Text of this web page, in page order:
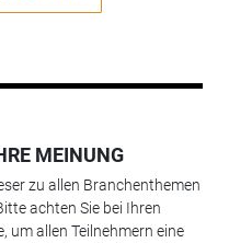
MEINUNG
zu allen Branchenthemen
achten Sie bei Ihren
um allen Teilnehmern eine